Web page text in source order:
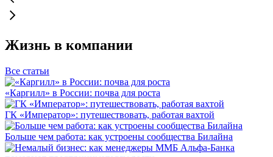
Жизнь в компании
Все статьи
«Каргилл» в России: почва для роста
ГК «Император»: путешествовать, работая вахтой
Больше чем работа: как устроены сообщества Билайна